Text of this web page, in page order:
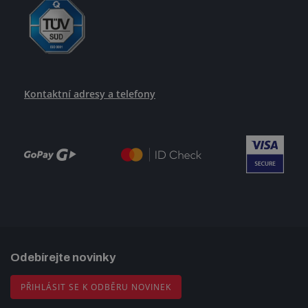
Kontaktní adresy a telefony
Odebírejte novinky
PŘIHLÁSIT SE K ODBĚRU NOVINEK